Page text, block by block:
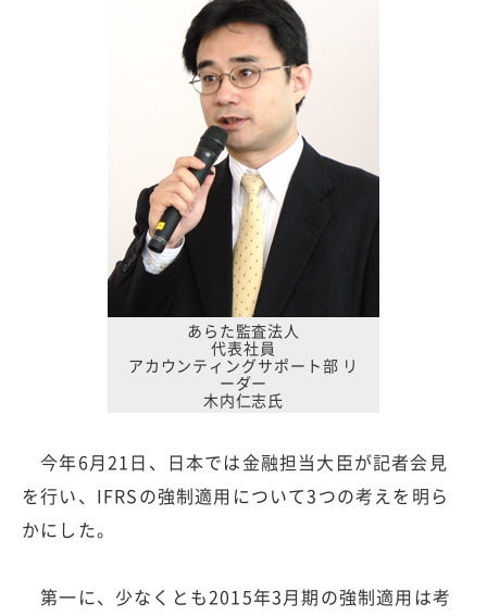
あらた監査法人
代表社員
アカウンティングサポート部 リ
ーダー
木内仁志氏
今年6月21日、日本では金融担当大臣が記者会見
を行い、IFRSの強制適用について3つの考えを明ら
かにした。
第一に、少なくとも2015年3月期の強制適用は考